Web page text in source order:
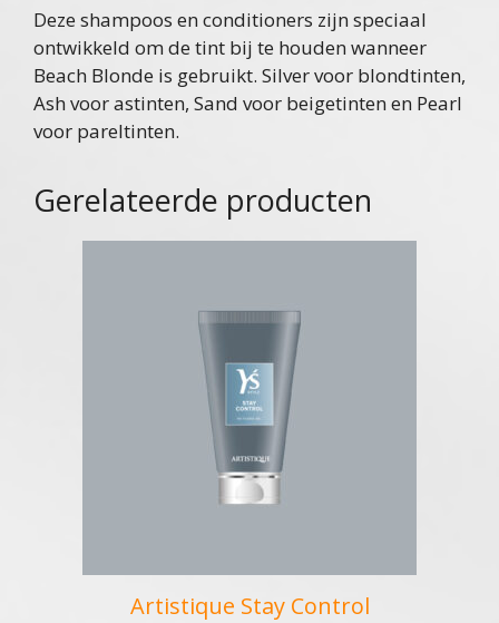
Deze shampoos en conditioners zijn speciaal
ontwikkeld om de tint bij te houden wanneer
Beach Blonde is gebruikt. Silver voor blondtinten,
Ash voor astinten, Sand voor beigetinten en Pearl
voor pareltinten.
Gerelateerde producten
Artistique Stay Control